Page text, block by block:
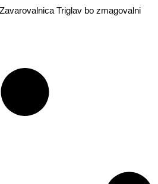
Triglav bo zmagovalni